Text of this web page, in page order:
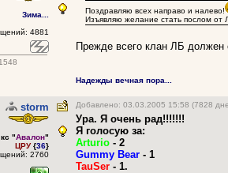
Зима...
4881
Поздравляю всех направо и налево!
Изъявляю желание стать послом от
Прежде всего клан ЛБ должен
Надежды вечная пора...
storm
кс "Авалон"
ЦРУ {36}
2760
Добавлено: 03.03.2005 15:58 (7828
Ура. Я очень рад!!!!!!!
Я голосую за:
Arturio - 2
Gummy Bear - 1
TauSer - 1.